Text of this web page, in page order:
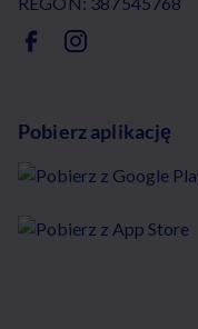
Pobierz aplikację